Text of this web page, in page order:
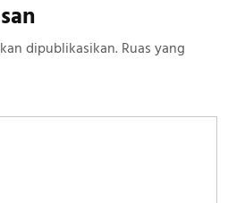
dipublikasikan. Ruas yang